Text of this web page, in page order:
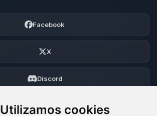
Utilizamos cookies
Facebook
X
Discord
Foro